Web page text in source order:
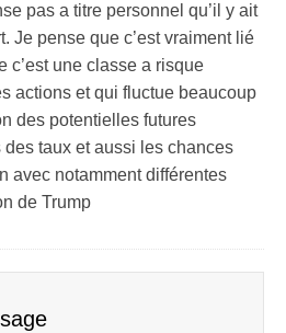
pas a titre personnel qu’il y ait
Je pense que c’est vraiment lié
c’est une classe a risque
actions et qui fluctue beaucoup
des potentielles futures
taux et aussi les chances
avec notamment différentes
de Trump